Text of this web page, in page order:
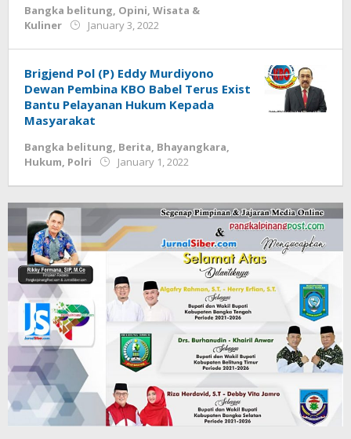
Bangka belitung, Opini, Wisata &
Kuliner
January 3, 2022
Brigjend Pol (P) Eddy Murdiyono
Dewan Pembina KBO Babel Terus Exist
Bantu Pelayanan Hukum Kepada
Masyarakat
Bangka belitung, Berita, Bhayangkara,
Hukum, Polri January 1, 2022